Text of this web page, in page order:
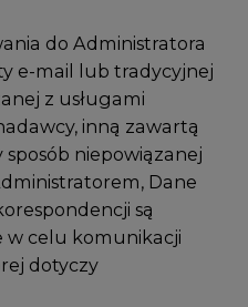
do Administratora
e-mail lub tradycyjnej
z usługami
inną zawartą
niepowiązanej
Dane
są
w celu komunikacji
dotyczy